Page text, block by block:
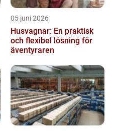
05 juni 2026
Husvagnar: En praktisk
och flexibel lösning för
äventyraren